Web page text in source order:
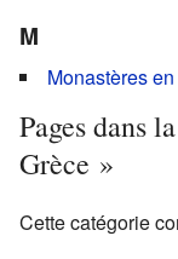
M
Monastères
Pages dans
Grèce »
Cette catégorie